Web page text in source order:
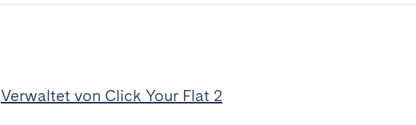
Verwaltet von Click Your Flat 2